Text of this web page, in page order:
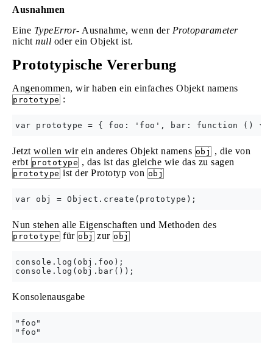
Ausnahmen
Eine TypeError- Ausnahme, wenn der Protoparameter
nicht null oder ein Objekt ist.
Prototypische Vererbung
Angenommen, wir haben ein einfaches Objekt namens
prototype :
Jetzt wollen wir ein anderes Objekt namens obj
, die von
erbt prototype , das ist das gleiche wie das zu sagen
prototype ist der Prototyp von obj
Nun stehen alle Eigenschaften und Methoden des
prototype für obj zur obj
console.log(obj.foo);
Konsolenausgabe
"foo"